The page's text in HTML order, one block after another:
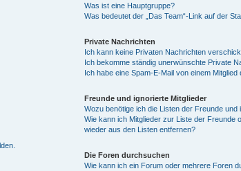
Was ist eine Hauptgruppe?
Was bedeutet der „Das Team“-Link auf der
Private Nachrichten
Ich kann keine Privaten Nachrichten
Ich bekomme ständig unerwünschte Private
Ich habe eine Spam-E-Mail von einem
Freunde und ignorierte Mitglieder
Wozu benötige ich die Listen der Freunde und
Wie kann ich Mitglieder zur Liste der Freunde
wieder aus den Listen entfernen?
Die Foren durchsuchen
Wie kann ich ein Forum oder mehrere Foren